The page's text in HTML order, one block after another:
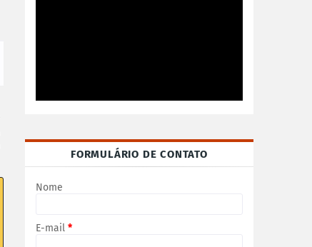
FORMULÁRIO DE CONTATO
Nome
E-mail *